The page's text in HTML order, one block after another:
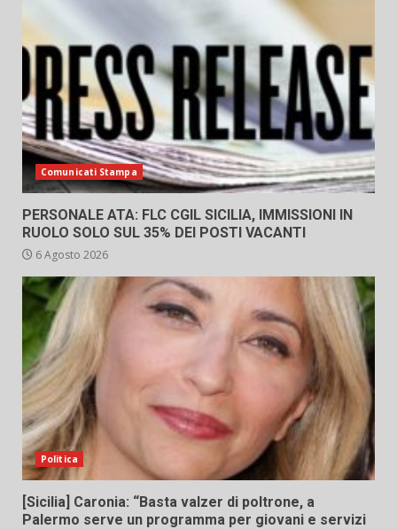
Comunicati Stampa
PERSONALE ATA: FLC CGIL SICILIA, IMMISSIONI IN
RUOLO SOLO SUL 35% DEI POSTI VACANTI
6 Agosto 2026
Politica
[Sicilia] Caronia: “Basta valzer di poltrone, a
Palermo serve un programma per giovani e servizi